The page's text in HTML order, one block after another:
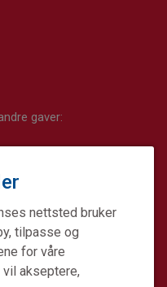
nettsted bruker
tilpasse og
for våre
vil akseptere,
gaver: